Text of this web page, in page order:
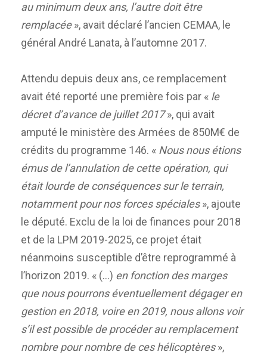
au minimum deux ans, l’autre doit être
remplacée», avait déclaré l’ancien CEMAA, le
général André Lanata, à l’automne 2017.
Attendu depuis deux ans, ce remplacement
avait été reporté une première fois par « le
décret d’avance de juillet 2017», qui avait
amputé le ministère des Armées de 850M€ de
crédits du programme 146. « Nous nous étions
émus de l’annulation de cette opération, qui
était lourde de conséquences sur le terrain,
notamment pour nos forces spéciales», ajoute
le député. Exclu de la loi de finances pour 2018
et de la LPM 2019-2025, ce projet était
néanmoins susceptible d’être reprogrammé à
l’horizon 2019. « (…) en fonction des marges
que nous pourrons éventuellement dégager en
gestion en 2018, voire en 2019, nous allons voir
s’il est possible de procéder au remplacement
nombre pour nombre de ces hélicoptères»,